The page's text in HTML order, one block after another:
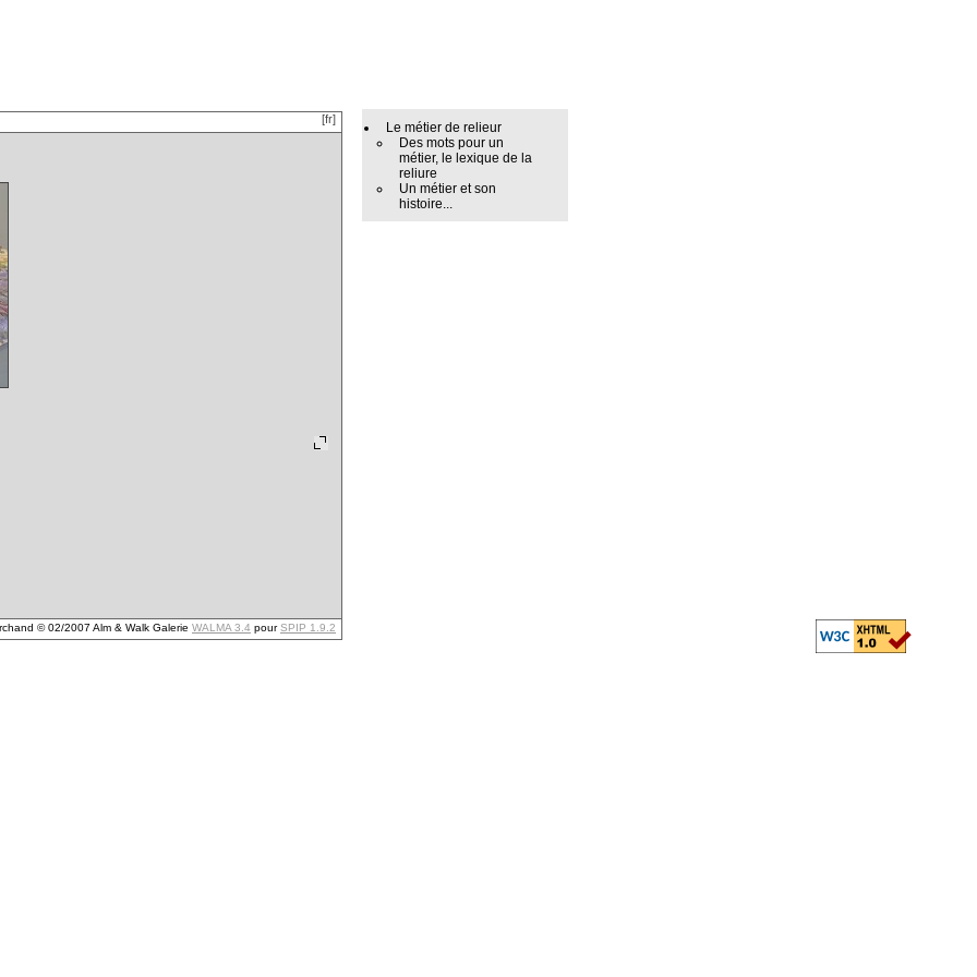
Le métier de relieur
Des mots pour un
métier, le lexique de la
reliure
Un métier et son
histoire...
[fr]
© 02/2007 Alm & Walk Galerie WALMA 3.4 pourSPIP 1.9.2